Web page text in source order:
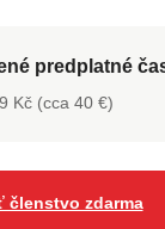
predplatné
Kč (cca 40 €)
členstvo zdarma